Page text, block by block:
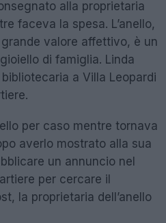
alla proprietaria
faceva la spesa. L’anello,
valore affettivo, è un
di famiglia. Linda
a Villa Leopardi
per caso mentre tornava
averlo mostrato alla sua
un annuncio nel
per cercare il
la proprietaria dell’anello